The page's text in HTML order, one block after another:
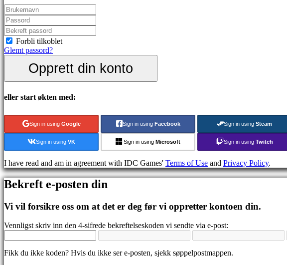
Puzzle
games
games
Demoer
Sammfunn
Arrangementer
spillet
Nyheter
Media
Guide
IDC
Gifts
IDC
Ofte
spørsmål
Konto
Forbli tilkoblet
Glemt passord?
Opprett din konto
eller start økten med:
Sign in using Google Sign in using Facebook Sign in using Steam
Sign in using VK Sign in using Microsoft Sign in using Twitch
I have read and am in agreement with IDC Games' Terms of Use and Privacy Policy.
Bekreft e-posten din
Vi vil forsikre oss om at det er deg før vi oppretter kontoen din.
Vennligst skriv inn den 4-sifrede bekreftelseskoden vi sendte via e-post:
Fikk du ikke koden? Hvis du ikke ser e-posten, sjekk søppelpostmappen.